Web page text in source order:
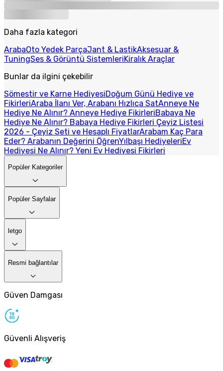
Daha fazla kategori
ArabaOto Yedek ParçaJant & LastikAksesuar &
TuningSes & Görüntü SistemleriKiralık Araçlar
Bunlar da ilgini çekebilir
Sömestir ve Karne HediyesiDoğum Günü Hediye ve
FikirleriAraba İlanı Ver, Arabanı Hızlıca SatAnneye Ne
Hediye Ne Alınır? Anneye Hediye FikirleriBabaya Ne
Hediye Ne Alınır? Babaya Hediye Fikirleri Çeyiz Listesi
2026 - Çeyiz Seti ve Hesaplı FiyatlarArabam Kaç Para
Eder? Arabanın Değerini ÖğrenYılbaşı HediyeleriEv
Hediyesi Ne Alınır? Yeni Ev Hediyesi Fikirleri
Popüler Kategoriler
Popüler Sayfalar
letgo
Resmi bağlantılar
Güven Damgası
Güvenli Alışveriş